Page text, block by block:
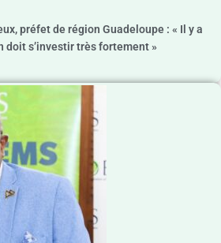
préfet de région Guadeloupe : « Il y a
doit s’investir très fortement »